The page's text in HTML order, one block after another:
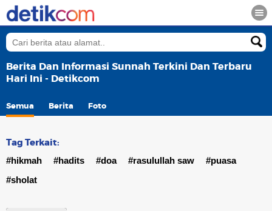
Berita Dan Informasi Sunnah Terkini Dan Terbaru
Hari Ini - Detikcom
Semua Berita Foto
Tag Terkait:
#hikmah #hadits #doa #rasulullah saw
#puasa
#sholat